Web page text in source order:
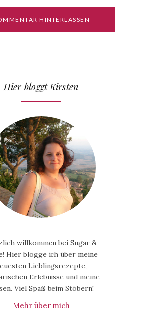
Hier bloggt Kirsten
willkommen bei Sugar &
Hier blogge ich über meine
Lieblingsrezepte,
Erlebnisse und meine
Viel Spaß beim Stöbern!
Mehr über mich